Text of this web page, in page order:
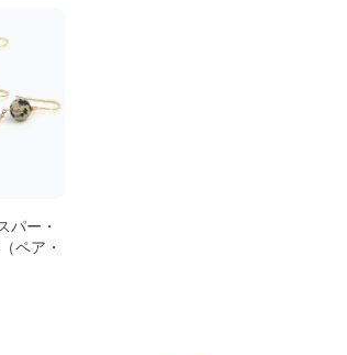
パー・
ペア・